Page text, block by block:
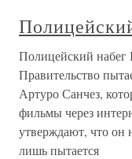
Полицейский набег
Правительство
Артуро Санчез,
фильмы через
утверждают, что он
лишь пытается